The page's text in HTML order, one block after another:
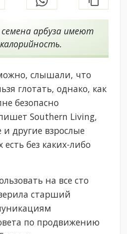
арбуза имеют
слышали, что
глотать, однако, как
безопасно
Southern Living,
другие взрослые
без каких-либо
на все сто
старший
по продвижению